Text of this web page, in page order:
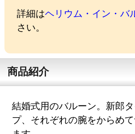
詳細はヘリウム・イン・バ
さい。
商品紹介
結婚式用のバルーン。新郎
プ、それぞれの腕をからめ